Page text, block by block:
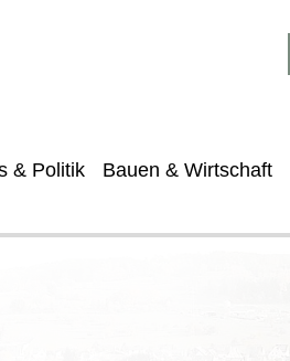
& Politik Bauen & Wirtschaft